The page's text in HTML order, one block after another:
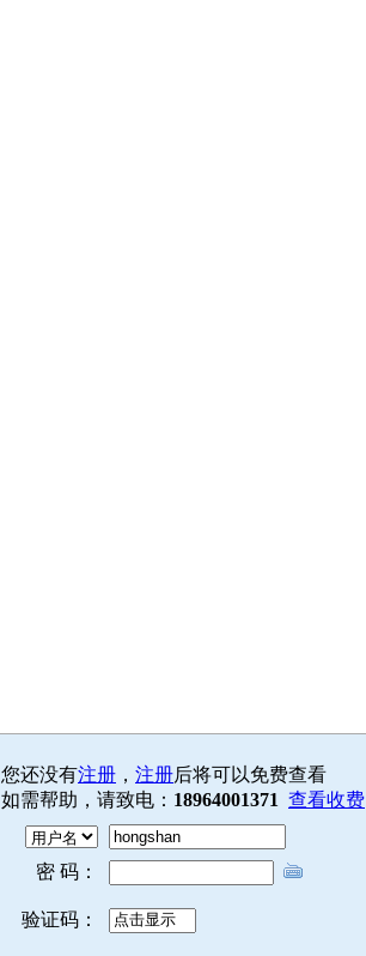
您还没有注册 ， 注册后将可以免费查看
如需帮助，请致电： 18964001371 查看收费
密 码：
验证码：